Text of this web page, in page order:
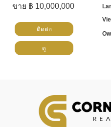
ขาย ฿ 10,000,000
ติดต่อ
ดู